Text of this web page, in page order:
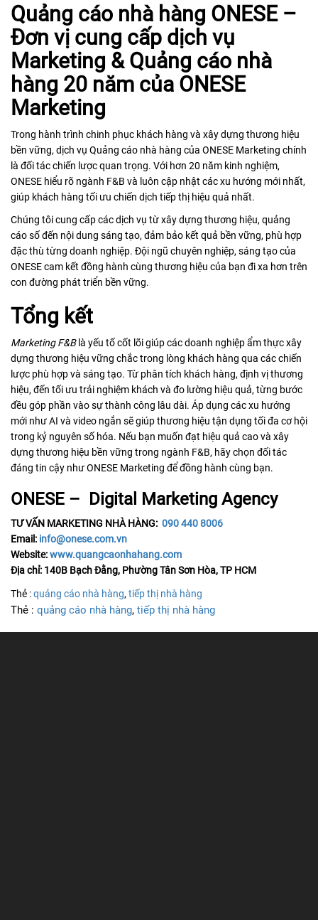
Quảng cáo nhà hàng ONESE –
Đơn vị cung cấp dịch vụ
Marketing & Quảng cáo nhà
hàng 20 năm của ONESE
Marketing
Trong hành trình chinh phục khách hàng và xây dựng thương hiệu
bền vững, dịch vụ Quảng cáo nhà hàng của ONESE Marketing chính
là đối tác chiến lược quan trọng. Với hơn 20 năm kinh nghiệm,
ONESE hiểu rõ ngành F&B và luôn cập nhật các xu hướng mới nhất,
giúp khách hàng tối ưu chiến dịch tiếp thị hiệu quả nhất.
Chúng tôi cung cấp các dịch vụ từ xây dựng thương hiệu, quảng
cáo số đến nội dung sáng tạo, đảm bảo kết quả bền vững, phù hợp
đặc thù từng doanh nghiệp. Đội ngũ chuyên nghiệp, sáng tạo của
ONESE cam kết đồng hành cùng thương hiệu của bạn đi xa hơn trên
con đường phát triển bền vững.
Tổng kết
Marketing F&Blà yếu tố cốt lõi giúp các doanh nghiệp ẩm thực xây
dựng thương hiệu vững chắc trong lòng khách hàng qua các chiến
lược phù hợp và sáng tạo. Từ phân tích khách hàng, định vị thương
hiệu, đến tối ưu trải nghiệm khách và đo lường hiệu quả, từng bước
đều góp phần vào sự thành công lâu dài. Áp dụng các xu hướng
mới như AI và video ngắn sẽ giúp thương hiệu tận dụng tối đa cơ hội
trong kỷ nguyên số hóa. Nếu bạn muốn đạt hiệu quả cao và xây
dựng thương hiệu bền vững trong ngành F&B, hãy chọn đối tác
đáng tin cậy như ONESE Marketing để đồng hành cùng bạn.
ONESE – Digital Marketing Agency
TƯ VẤN MARKETING NHÀ HÀNG: 090 440 8006
Email: info@onese.com.vn
Website:www.quangcaonhahang.com
Địa chỉ: 140B Bạch Đằng, Phường Tân Sơn Hòa, TP HCM
Thẻ :quảng cáo nhà hàng, tiếp thị nhà hàng
Thẻ : quảng cáo nhà hàng, tiếp thị nhà hàng